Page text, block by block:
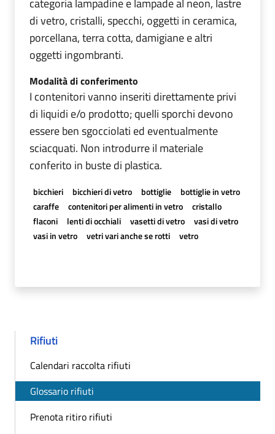
di vetro, cristalli, specchi, oggetti in ceramica,
porcellana, terra cotta, damigiane e altri
oggetti ingombranti.
Modalità di conferimento
I contenitori vanno inseriti direttamente privi
di liquidi e/o prodotto; quelli sporchi devono
essere ben sgocciolati ed eventualmente
sciacquati. Non introdurre il materiale
conferito in buste di plastica.
bicchieri bicchieri di vetro bottiglie
bottiglie in vetro
caraffe
contenitori per alimenti in vetro
cristallo
flaconi
lenti di occhiali vasetti di vetro
vasi di vetro
vasi in vetro
vetri vari anche se rotti vetro
Rifiuti
Calendari raccolta rifiuti
Glossario rifiuti
Prenota ritiro rifiuti